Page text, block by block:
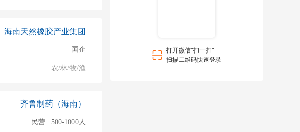
海南天然橡胶产业集团
国企
农/林/牧/渔
齐鲁制药（海南）
民营 | 500-1000人
打开微信"扫一扫"
扫描二维码快速登录